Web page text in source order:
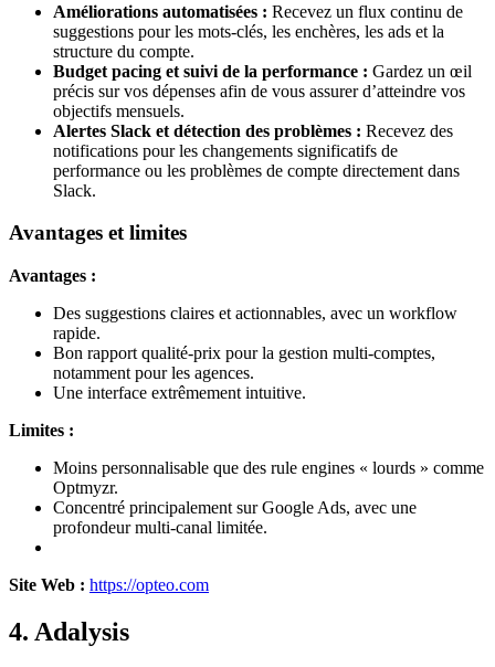
Améliorations automatisées : Recevez un flux continu de
suggestions pour les mots-clés, les enchères, les ads et la
structure du compte.
Budget pacing et suivi de la performance : Gardez un œil
précis sur vos dépenses afin de vous assurer d’atteindre vos
objectifs mensuels.
Alertes Slack et détection des problèmes : Recevez des
notifications pour les changements significatifs de
performance ou les problèmes de compte directement dans
Slack.
Avantages et limites
Avantages :
Des suggestions claires et actionnables, avec un workflow
rapide.
Bon rapport qualité-prix pour la gestion multi-comptes,
notamment pour les agences.
Une interface extrêmement intuitive.
Limites :
Moins personnalisable que des rule engines « lourds » comme
Optmyzr.
Concentré principalement sur Google Ads, avec une
profondeur multi-canal limitée.
Site Web : https://opteo.com
4. Adalysis